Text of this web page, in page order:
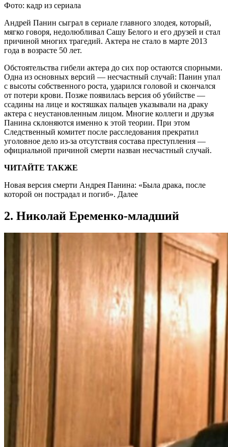
Фото: кадр из сериала
Андрей Панин сыграл в сериале главного злодея, который,
мягко говоря, недолюбливал Сашу Белого и его друзей и стал
причиной многих трагедий. Актера не стало в марте 2013
года в возрасте 50 лет.
Обстоятельства гибели актера до сих пор остаются спорными.
Одна из основных версий — несчастный случай: Панин упал
с высоты собственного роста, ударился головой и скончался
от потери крови. Позже появилась версия об убийстве —
ссадины на лице и костяшках пальцев указывали на драку
актера с неустановленным лицом. Многие коллеги и друзья
Панина склоняются именно к этой теории. При этом
Следственный комитет после расследования прекратил
уголовное дело из-за отсутствия состава преступления —
официальной причиной смерти назван несчастный случай.
ЧИТАЙТЕ ТАКЖЕ
Новая версия смерти Андрея Панина: «Была драка, после
которой он пострадал и погиб». Далее
2. Николай Еременко-младший